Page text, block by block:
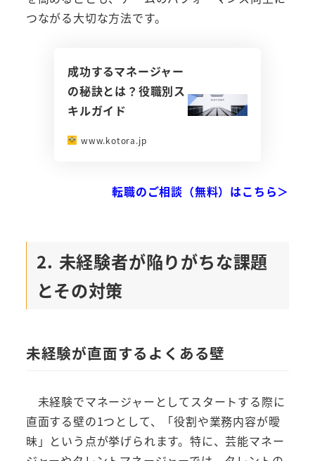
つながる大切な方法です。
成功するマネージャー
の秘訣とは？役職別ス
キルガイド
www.kotora.jp
転職のご相談（無料）はこちら＞
2. 未経験者が陥りがちな課題
とその対策
未経験が直面するよくある壁
未経験でマネージャーとしてスタートする際に
直面する壁の1つとして、「役割や業務内容が曖
昧」という点が挙げられます。特に、芸能マネー